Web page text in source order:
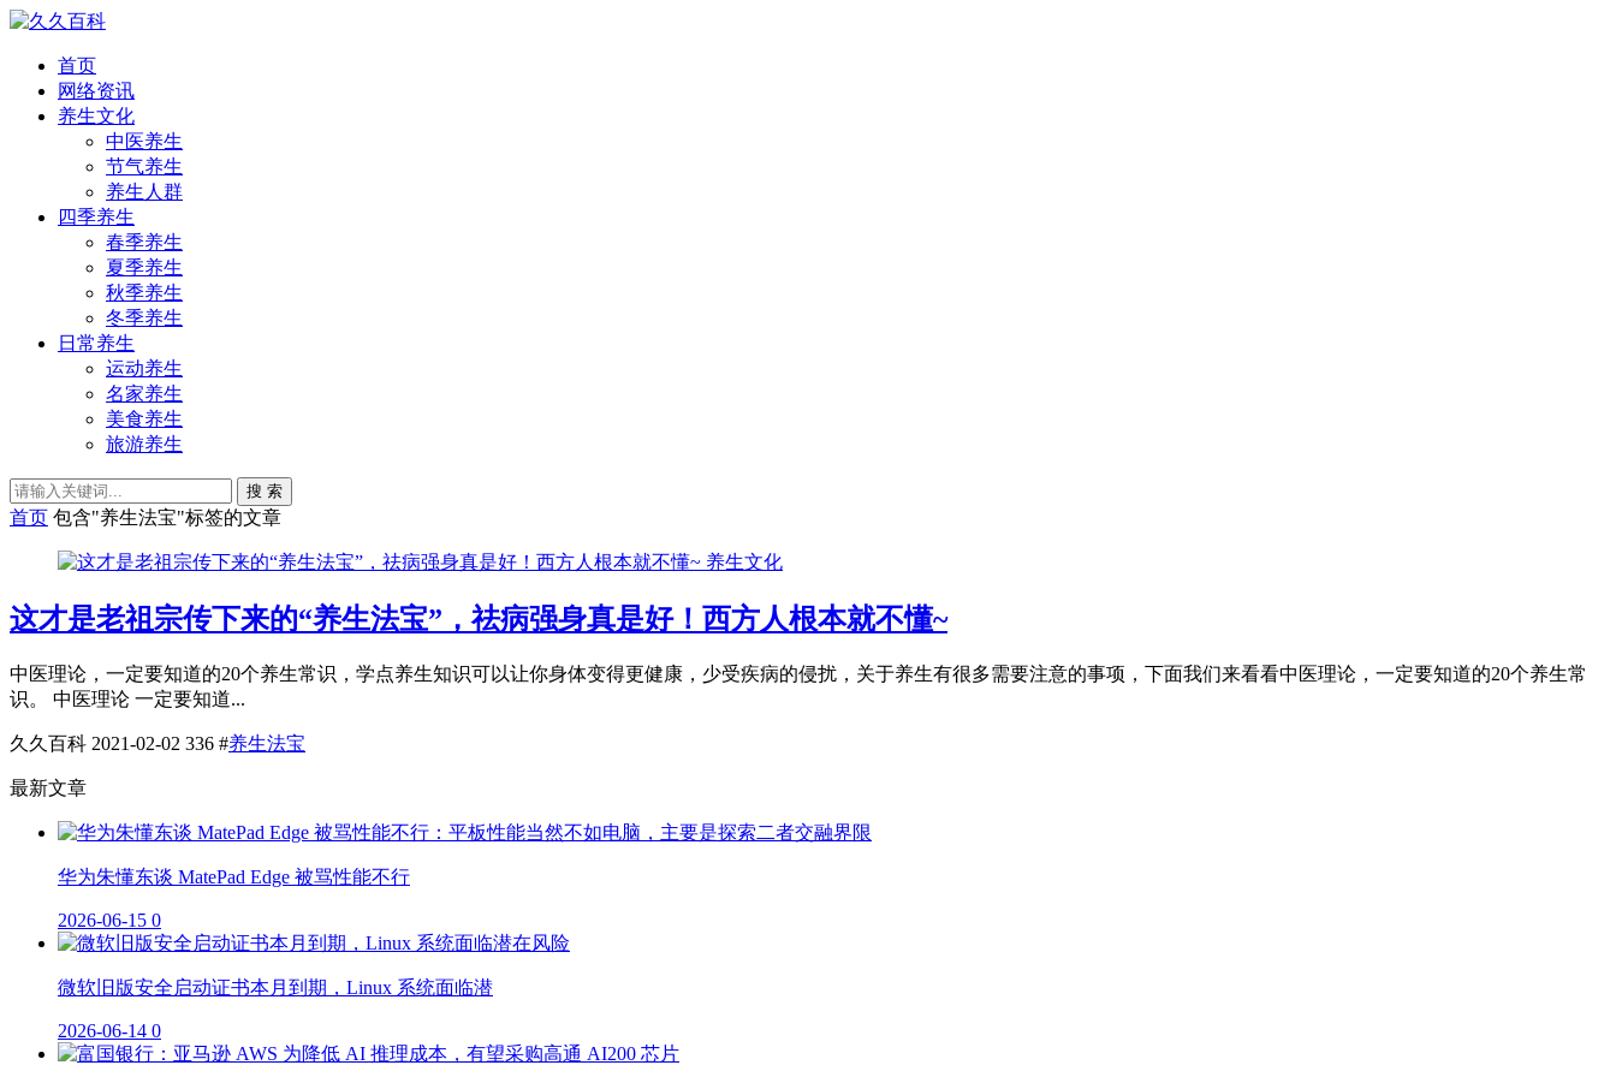
首页
网络资讯
养生文化
中医养生
节气养生
养生人群
四季养生
春季养生
夏季养生
秋季养生
冬季养生
日常养生
运动养生
名家养生
美食养生
旅游养生
搜 索
首页 包含"养生法宝"标签的文章
养生文化
这才是老祖宗传下来的“养生法宝”，祛病强身真是好！西方人根本就不懂~
中医理论，一定要知道的20个养生常识，学点养生知识可以让你身体变得更健康，少受疾病的侵扰，关于养生有很多需要注意的事项，下面我们来看看中医理论，一定要知道的20个养生常
识。 中医理论 一定要知道...
久久百科 2021-02-02 336 #养生法宝
最新文章
华为朱懂东谈 MatePad Edge 被骂性能不行
2026-06-15 0
微软旧版安全启动证书本月到期，Linux 系统面临潜
2026-06-14 0